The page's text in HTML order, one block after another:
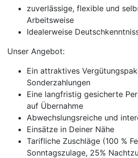
zuverlässige, flexible und
Arbeitsweise
Idealerweise
Unser Angebot:
Ein attraktives
Sonderzahlungen
Eine langfristig gesicherte
auf Übernahme
Abwechslungsreiche und
Einsätze in Deiner Nähe
Tarifliche Zuschläge (100 %
Sonntagszulage, 25%